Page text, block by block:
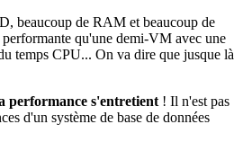
beaucoup de RAM et beaucoup de
performante qu'une demi-VM avec une
temps CPU... On va dire que jusque là
performance s'entretient ! Il n'est pas
d'un système de base de données